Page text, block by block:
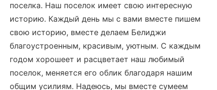
поселка. Наш поселок имеет свою интересную
историю. Каждый день мы с вами вместе пишем
свою историю, вместе делаем Белиджи
благоустроенным, красивым, уютным. С каждым
годом хорошеет и расцветает наш любимый
поселок, меняется его облик благодаря нашим
общим усилиям. Надеюсь, мы вместе сумеем